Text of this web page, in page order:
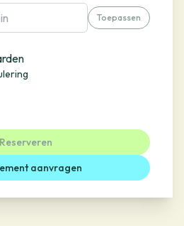
Toepassen
Reserveren
aanvragen